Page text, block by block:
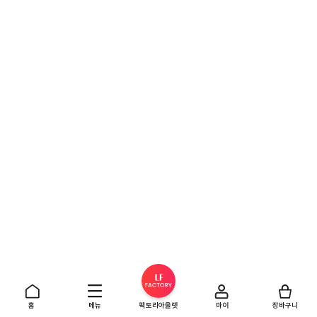
홈 메뉴 팩토리아울렛 마이 장바구니